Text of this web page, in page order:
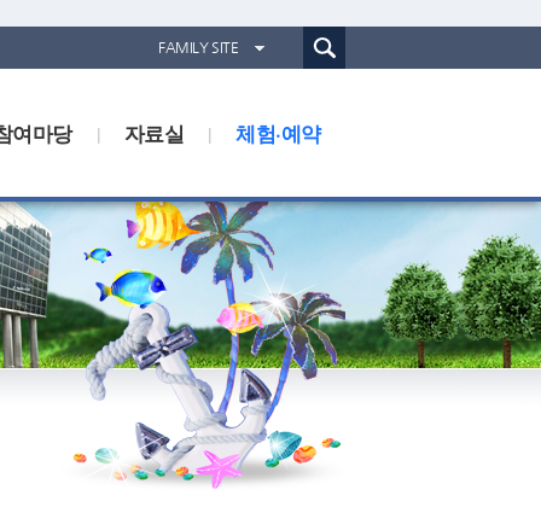
FAMILY SITE
경기도동물위생시험소
경기해양수산자원연구소
통합검색(웹)
체험·예약
자료실
여마당